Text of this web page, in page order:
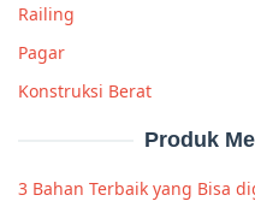
Railing
Pagar
Konstruksi Berat
Produk
3 Bahan Terbaik yang Bisa